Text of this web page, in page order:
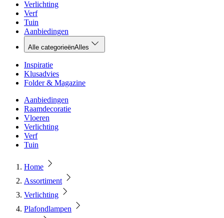
Verlichting
Verf
Tuin
Aanbiedingen
Alle categorieënAlles
Inspiratie
Klusadvies
Folder & Magazine
Aanbiedingen
Raamdecoratie
Vloeren
Verlichting
Verf
Tuin
Home
Assortiment
Verlichting
Plafondlampen